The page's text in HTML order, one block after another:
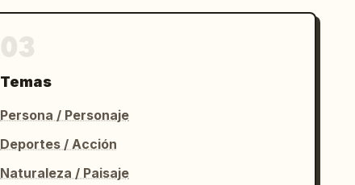
Temas
Persona / Personaje
Deportes / Acción
Naturaleza / Paisaje